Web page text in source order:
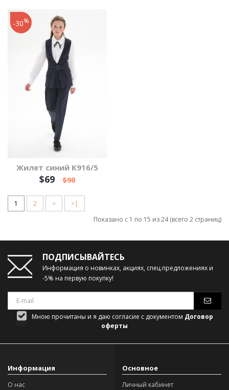
Жилет синий K916/5
$69 $98
-30%
1 2 >
>|
Показано с 1 по 15 из 24 (всего 2 страниц)
ПОДПИСЫВАЙТЕСЬ
Информация о новинках, акциях, спец.предложениях и
-5% на первую покупку!
Мною прочитаны и я даю согласие с документом Договор
оферты
Информация
О нас
Основное
Личный кабинет